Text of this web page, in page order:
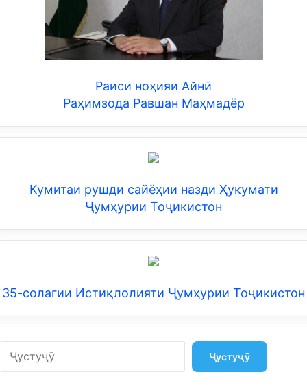
Раиси ноҳияи Айнӣ
Раҳимзода Равшан Маҳмадёр
Кумитаи рушди сайёҳии назди Ҳукумати
Ҷумҳурии Тоҷикистон
35-солагии Истиқлолияти Ҷумҳурии Тоҷикистон
Ҷустуҷӯ